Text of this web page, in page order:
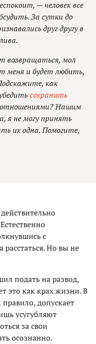
— человек все
За сутки до
друг другу в
возвращаться, мол
меня и будет любить,
как
сохранить
Нашим
я не могу принять
их одна. Помогите,
с
Но вы не
подать на развод,
это как крах жизни. В
правило, допускает
усугубляют
за свои
осознанно.